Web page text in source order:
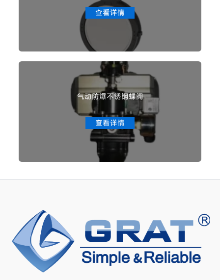
查看详情
气动防爆不锈钢蝶阀
查看详情